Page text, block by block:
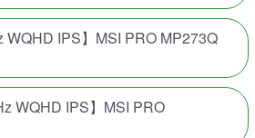
WQHD IPS】MSI PRO MP273Q
WQHD IPS】MSI PRO